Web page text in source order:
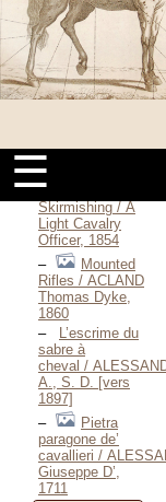
☰
Description
scientifique
combat
Skirmishing / A
Light Cavalry
Officer, 1854
Mounted
Rifles / ACLAND
Thomas Dyke,
1860
L’escrime du
sabre à
cheval /
A., S. D. [vers
1897]
Pietra
paragone de’
cavallieri /
Giuseppe D’,
1711